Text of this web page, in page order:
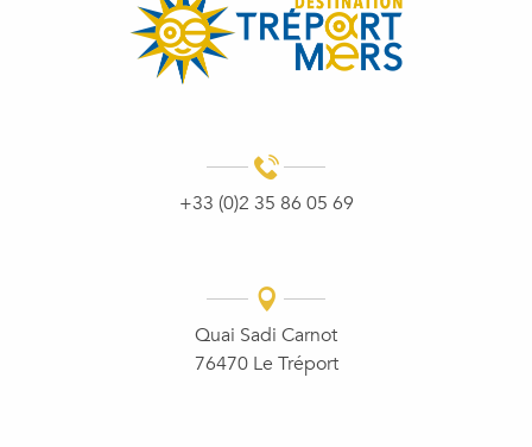
+33 (0)2 35 86 05 69
Quai Sadi Carnot
76470 Le Tréport